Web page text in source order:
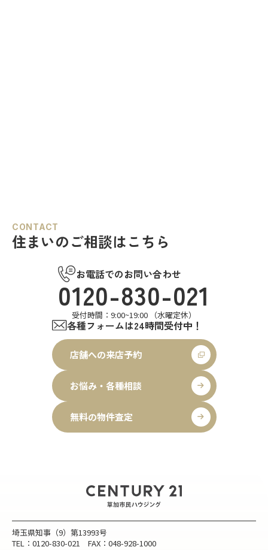
CONTACT
住まいのご相談はこちら
お電話でのお問い合わせ
0120-830-021
受付時間：9:00~19:00 （水曜定休）
各種フォームは24時間受付中！
店舗への来店予約
お悩み・各種相談
無料の物件査定
埼玉県知事（9）第13993号
TEL：0120-830-021 FAX：048-928-1000